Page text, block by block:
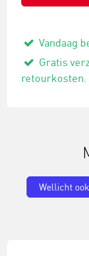
Vandaag
Gratis
retourkosten.
Wellicht